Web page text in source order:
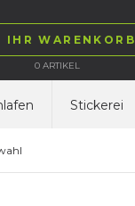
IHR WARENKORB
0ARTIKEL
Stickerei